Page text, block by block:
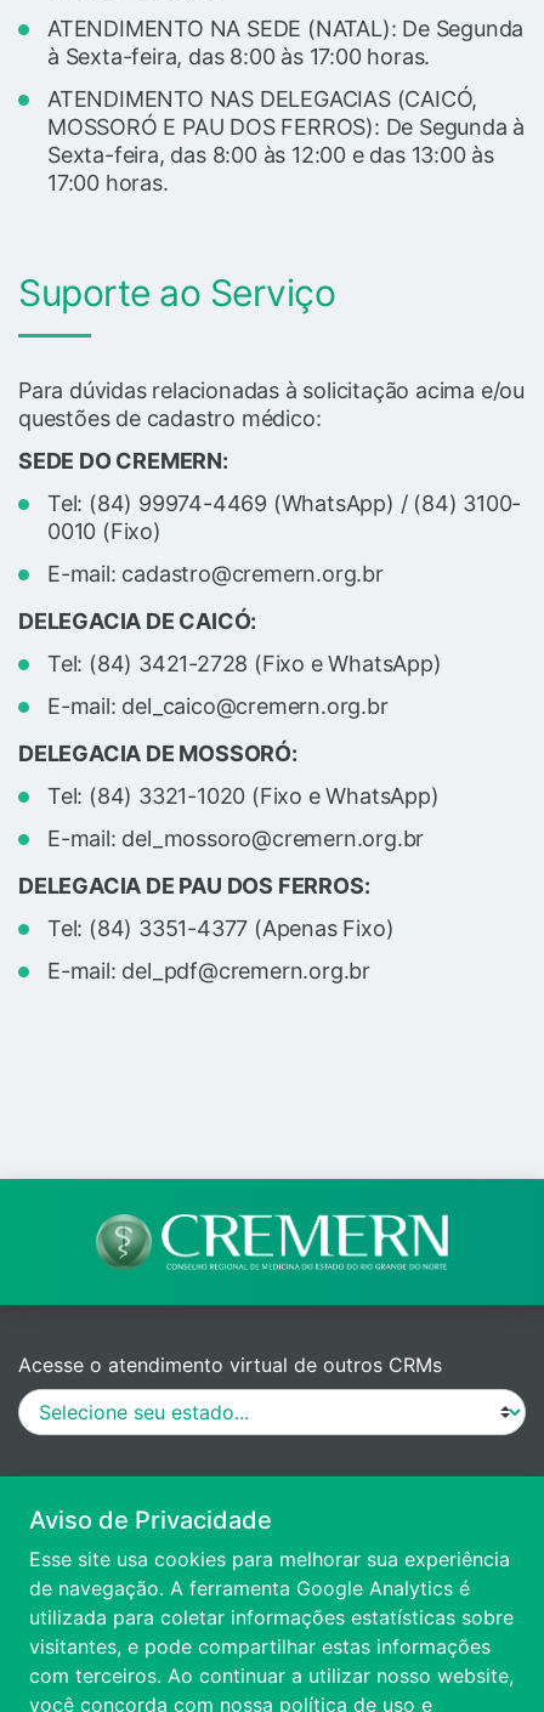
ATENDIMENTO NA SEDE (NATAL): De Segunda
à Sexta-feira, das 8:00 às 17:00 horas.
ATENDIMENTO NAS DELEGACIAS (CAICÓ,
MOSSORÓ E PAU DOS FERROS): De Segunda à
Sexta-feira, das 8:00 às 12:00 e das 13:00 às
17:00 horas.
Suporte ao Serviço
Para dúvidas relacionadas à solicitação acima e/ou
questões de cadastro médico:
SEDE DO CREMERN:
Tel: (84) 99974-4469 (WhatsApp) / (84) 3100-
0010 (Fixo)
E-mail: cadastro@cremern.org.br
DELEGACIA DE CAICÓ:
Tel: (84) 3421-2728 (Fixo e WhatsApp)
E-mail: del_caico@cremern.org.br
DELEGACIA DE MOSSORÓ:
Tel: (84) 3321-1020 (Fixo e WhatsApp)
E-mail: del_mossoro@cremern.org.br
DELEGACIA DE PAU DOS FERROS:
Tel: (84) 3351-4377 (Apenas Fixo)
E-mail: del_pdf@cremern.org.br
Aviso de Privacidade
Esse site usa cookies para melhorar sua experiência
de navegação. A ferramenta Google Analytics é
utilizada para coletar informações estatísticas sobre
visitantes, e pode compartilhar estas informações
com terceiros. Ao continuar a utilizar nosso website,
você concorda com nossa política de uso e
Acesse o atendimento virtual de outros CRMs
VÍDEO DE APRESENTAÇÃO
ACESSIBILIDADE